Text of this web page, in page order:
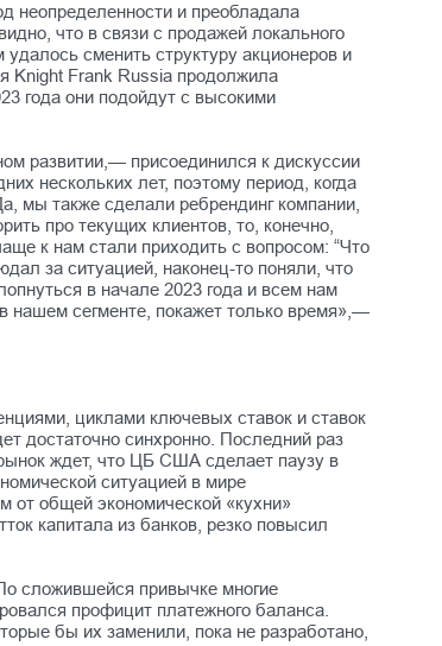
неопределенности и преобладала
что в связи с продажей локального
сменить структуру акционеров и
Knight Frank Russia продолжила
года они подойдут с высокими
развитии,— присоединился к дискуссии
нескольких лет, поэтому период, когда
мы также сделали ребрендинг компании,
про текущих клиентов, то, конечно,
к нам стали приходить с вопросом: “Что
за ситуацией, наконец-то поняли, что
в начале 2023 года и всем нам
нашем сегменте, покажет только время»,—
циклами ключевых ставок и ставок
достаточно синхронно. Последний раз
ждет, что ЦБ США сделает паузу в
ситуацией в мире
от общей экономической «кухни»
капитала из банков, резко повысил
сложившейся привычке многие
профицит платежного баланса.
бы их заменили, пока не разработано,